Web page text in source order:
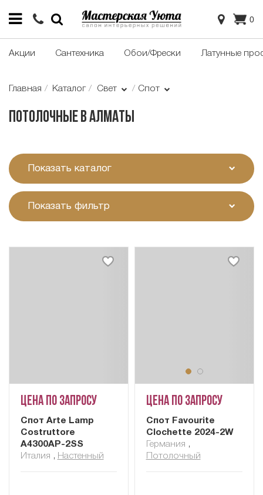
0
Акции Сантехника Обои/Фрески Латунные
Главная Каталог Свет Спот
Потолочные в Алматы
Показать каталог
Показать фильтр
Цена по запросу
Cпот Arte Lamp
Costruttore
A4300AP-2SS
Италия , Настенный
Цена по запросу
Спот Favourite
Clochette 2024-2W
Германия ,
Потолочный